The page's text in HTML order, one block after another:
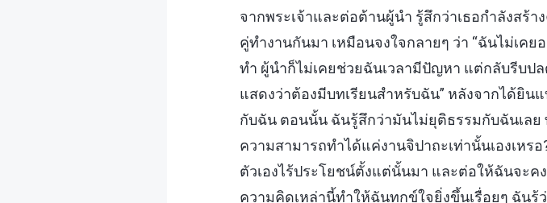
จากพระเจ้าและต่อต้านผู้นำ รู้สึกว่าเธอกำลังสร้
คู่ทำงานกันมา เหมือนจงใจกลายๆ ว่า “ฉันไม่เค
ทำ ผู้นำก็ไม่เคยช่วยฉันเวลามีปัญหา แต่กลับรีบป
แสดงว่าต้องมีบทเรียนสำหรับฉัน” หลังจากได้ยิ
กับฉัน ตอนนั้น ฉันรู้สึกว่ามันไม่ยุติธรรมกับฉันเล
ความสามารถทำได้แค่งานจิปาถะเท่านั้นเองเห
ตัวเองไร้ประโยชน์ตั้งแต่นั้นมา และต่อให้ฉันจะ
ความคิดเหล่านี้ทำให้ฉันทุกข์ใจยิ่งขึ้นเรื่อยๆ ฉันรู้